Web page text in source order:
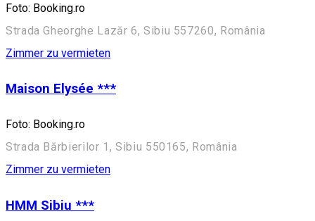
Foto: Booking.ro
Strada Gheorghe Lazăr 6, Sibiu 557260, România
Zimmer zu vermieten
Maison Elysée ***
Foto: Booking.ro
Strada Bărbierilor 1, Sibiu 550165, România
Zimmer zu vermieten
HMM Sibiu ***